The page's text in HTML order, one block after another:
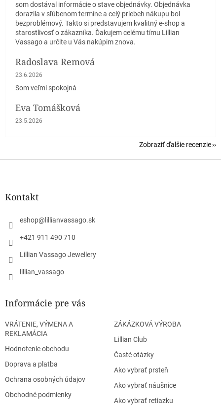
som dostával informácie o stave objednávky. Objednávka
dorazila v sľúbenom termíne a celý priebeh nákupu bol
bezproblémový. Takto si predstavujem kvalitný e-shop a
starostlivosť o zákazníka. Ďakujem celému tímu Lillian
Vassago a určite u Vás nakúpim znova.
Radoslava Remová
Hodnotenie obchodu je 5 z 5 hviezdičiek.
23.6.2026
Som veľmi spokojná
Eva Tomášková
Hodnotenie obchodu je 5 z 5 hviezdičiek.
23.5.2026
Zobraziť ďalšie recenzie
Z
Kontakt
eshop@ lillianvassago.sk
+421 911 490 710
Lillian Vassago Jewellery
lillian_vassago
Informácie pre vás
VRÁTENIE, VÝMENA A
REKLAMÁCIA
Hodnotenie obchodu
Doprava a platba
Ochrana osobných údajov
Obchodné podmienky
ZÁKÁZKOVÁ VÝROBA
Lillian Club
Časté otázky
Ako vybrať prsteň
Ako vybrať náušnice
Ako vybrať retiazku